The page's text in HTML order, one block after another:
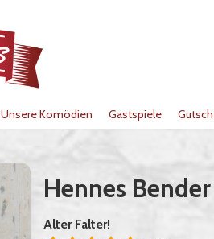
Unsere Komödien Gastspiele
Hennes Bender
Alter Falter!